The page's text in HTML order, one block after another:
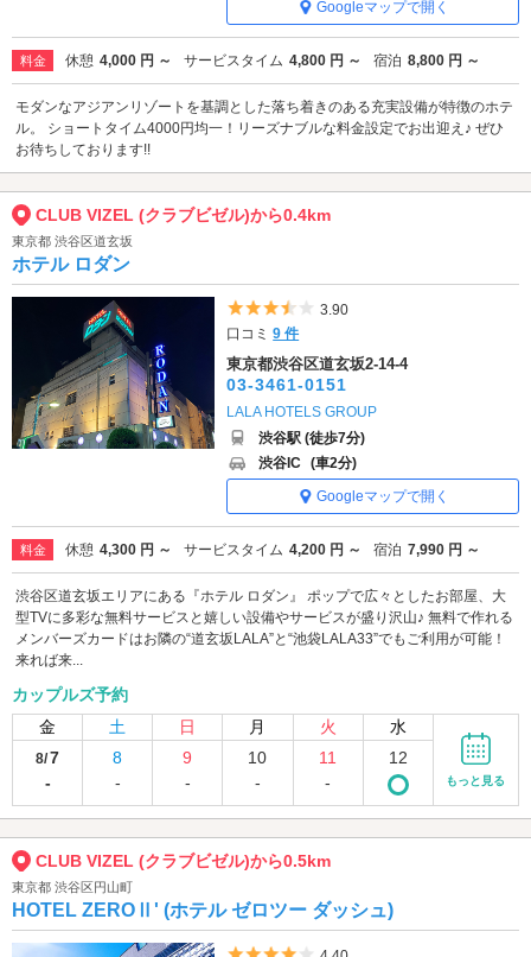
Googleマップで開く
料金 休憩 4,000 円 ～ サービスタイム 4,800 円 ～ 宿泊 8,800 円 ～
モダンなアジアンリゾートを基調とした落ち着きのある充実設備が特徴のホテ
ル。 ショートタイム4000円均一！リーズナブルな料金設定でお出迎え♪ ぜひ
お待ちしております!!
CLUB VIZEL (クラブビゼル)から0.4km
東京都 渋谷区道玄坂
ホテル ロダン
5つ星のうち3.5
3.90
口コミ9 件
東京都渋谷区道玄坂2-14-4
03-3461-0151
LALA HOTELS GROUP
渋谷駅 (徒歩7分)
渋谷IC (車2分)
Googleマップで開く
料金 休憩 4,300 円 ～ サービスタイム 4,200 円 ～ 宿泊 7,990 円 ～
渋谷区道玄坂エリアにある『ホテル ロダン』 ポップで広々としたお部屋、大
型TVに多彩な無料サービスと嬉しい設備やサービスが盛り沢山♪ 無料で作れる
メンバーズカードはお隣の“道玄坂LALA”と“池袋LALA33”でもご利用が可能！
来れば来...
カップルズ予約
金
土 日 月 火 水
8/7
-
8
-
9
-
10
-
11
-
12
もっと見る
CLUB VIZEL (クラブビゼル)から0.5km
東京都 渋谷区円山町
HOTEL ZEROⅡ' (ホテル ゼロツー ダッシュ)